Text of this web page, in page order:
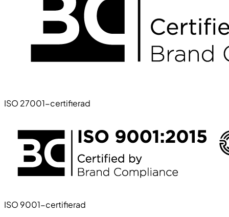
ISO 27001-certifierad
ISO 9001-certifierad